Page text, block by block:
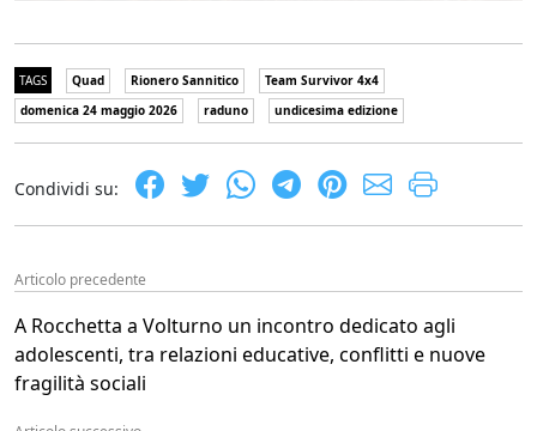
TAGS Quad Rionero Sannitico
Team Survivor 4x4
domenica 24 maggio 2026
raduno undicesima edizione
Condividi su:
Articolo precedente
A Rocchetta a Volturno un incontro dedicato agli
adolescenti, tra relazioni educative, conflitti e nuove
fragilità sociali